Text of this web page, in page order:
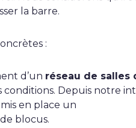
la barre.
:
d’un réseau de salles
conditions. Depuis notre
en place un
blocus.